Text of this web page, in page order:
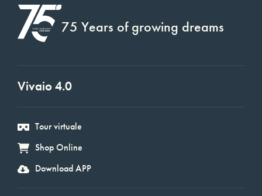
75 Years of growing dreams
Vivaio 4.0
Tour virtuale
Shop Online
Download APP